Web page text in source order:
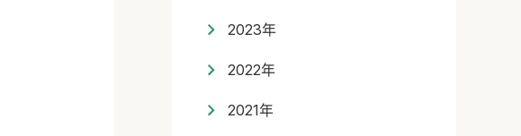
2023年
2022年
2021年